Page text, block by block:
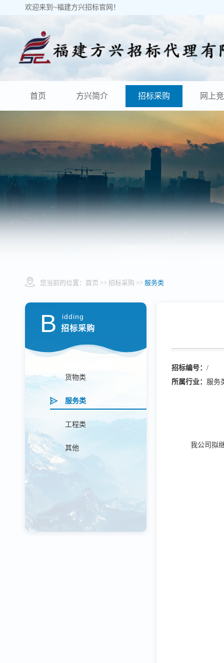
欢迎来到~福建方兴招标官网！
首页 方兴简介 招标采购 网上
您当前的位置： 首页 >> 招标采购 >> 服务类
B idding
招标采购
货物类
服务类
工程类
其他
招标编号：/
所属行业： 服务
我公司拟